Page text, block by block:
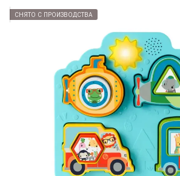
СНЯТО С ПРОИЗВОДСТВА